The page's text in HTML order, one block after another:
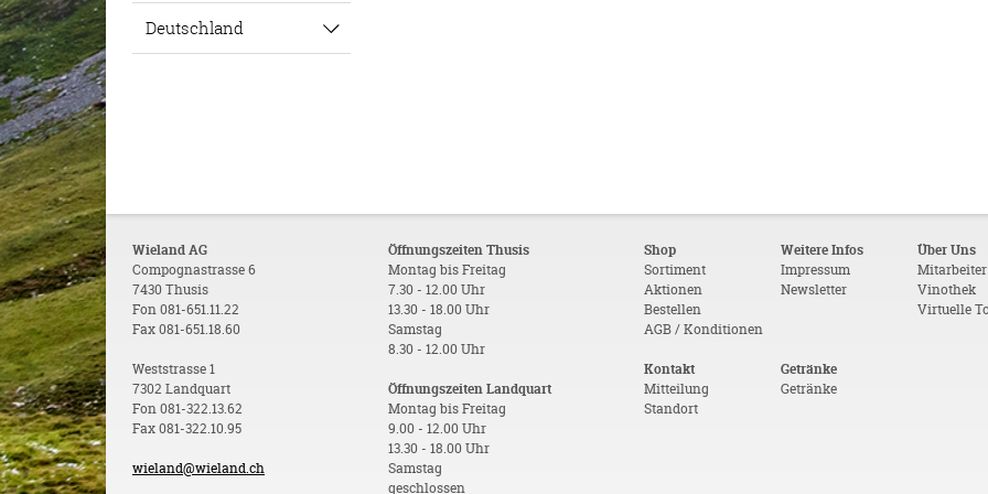
Deutschland
Wieland AG
Compognastrasse 6
7430 Thusis
Fon 081-651.11.22
Fax 081-651.18.60
Weststrasse 1
7302 Landquart
Fon 081-322.13.62
Fax 081-322.10.95
wieland@wieland.ch
Öffnungszeiten Thusis
Montag bis Freitag
7.30 - 12.00 Uhr
13.30 - 18.00 Uhr
Samstag
8.30 - 12.00 Uhr
Öffnungszeiten Landquart
Montag bis Freitag
9.00 - 12.00 Uhr
13.30 - 18.00 Uhr
Samstag
geschlossen
Shop
Sortiment
Aktionen
Bestellen
AGB / Konditionen
Weitere Infos
Impressum
Newsletter
Über Uns
Mitarbeiter
Vinothek
Virtuelle
Kontakt
Mitteilung
Standort
Getränke
Getränke